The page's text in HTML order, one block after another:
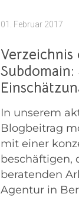
01. Februar 2017
Verzeichnis
Subdomain:
In unserem
Blogbeitrag
mit einer
beschäftigen,
beratenden
Agentur in